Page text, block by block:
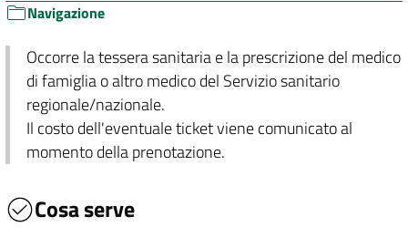
Navigazione
Occorre la tessera sanitaria e la prescrizione del medico
di famiglia o altro medico del Servizio sanitario
regionale/nazionale.
Il costo dell'eventuale ticket viene comunicato al
momento della prenotazione.
Cosa serve